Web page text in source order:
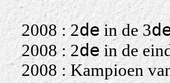
2008 : 2dein de 3
2008 : 2dein de
2008 : Kampioen